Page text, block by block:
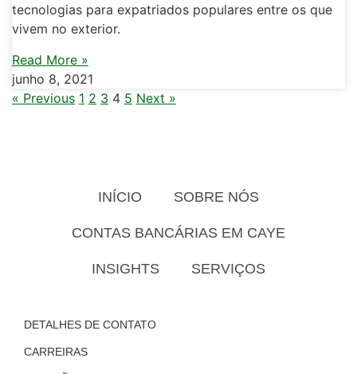
tecnologias para expatriados populares entre os que
vivem no exterior.
Read More »
junho 8, 2021
« Previous 1 2 3 4 5 Next »
INÍCIO SOBRE NÓS
CONTAS BANCÁRIAS EM CAYE
INSIGHTS SERVIÇOS
DETALHES DE CONTATO
CARREIRAS